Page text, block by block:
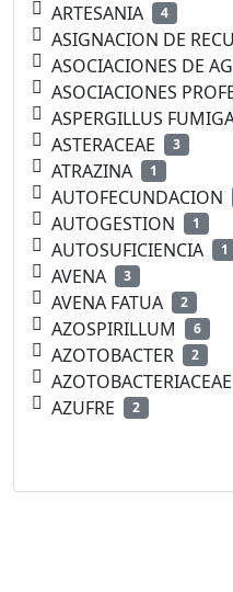
ARTESANIA 4
ASIGNACION DE
ASOCIACIONES DE
ASOCIACIONES
ASPERGILLUS
ASTERACEAE 3
ATRAZINA 1
AUTOFECUNDACION
AUTOGESTION 1
AUTOSUFICIENCIA 1
AVENA 3
AVENA FATUA 2
AZOSPIRILLUM 6
AZOTOBACTER 2
AZOTOBACTERIACEAE
AZUFRE 2